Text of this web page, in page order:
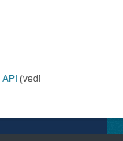
API (vedi